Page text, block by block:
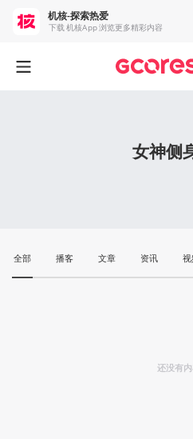
女神侧
全部 播客 文章 资讯
还没有
机核-探索热爱
下载 机核App 浏览更多精彩内容